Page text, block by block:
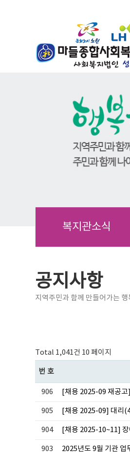
복지관소식
공지사항
지역주민과 함께 만들어가는 행
Total 1,041건 10 페이지
번호
906 [채용 2025-09 재공
905 [채용 2025-09] 대리
904 [채용 2025-10~11]
903 2025년도 9월 기관 업